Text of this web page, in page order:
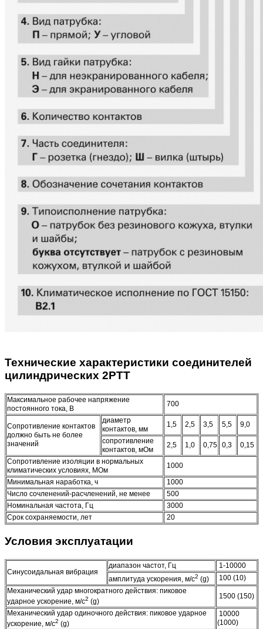
Технические характеристики соединителей
цилиндрических 2РТТ
Максимальное рабочее напряжение
постоянного тока, В
700
Сопротивление контактов
должно быть не более
значений
диаметр
контактов, мм
1,5 2,5 3,5 5,5
9,0
сопротивление
контактов, мОм
2,5 1,0 0,75 0,3
0,15
Сопротивление изоляции в нормальных
климатических условиях, МОм
1000
Минимальная наработка, ч
1000
Число сочленений-расчленений, не менее
500
Номинальная частота, Гц
3000
Срок сохраняемости, лет
20
Условия эксплуатации
Синусоидальная вибрация
диапазон частот, Гц
1-10000
амплитуда ускорения, м/с2 (g)
100 (10)
Механический удар многократного действия: пиковое
ударное ускорение, м/с2 (g)
1500 (150)
Механический удар одиночного действия: пиковое ударное
ускорение, м/с2 (g)
10000
(1000)